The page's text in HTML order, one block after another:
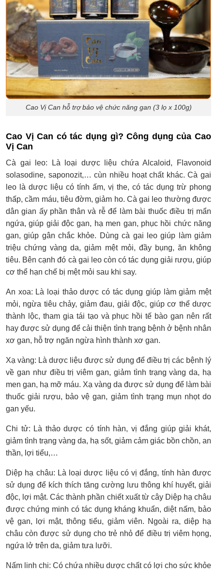
Cao Vị Can hỗ trợ bảo vệ chức năng gan (3 lọ x 100g)
Cao Vị Can có tác dụng gì? Công dụng của Cao
Vị Can
Cà gai leo: Là loại dược liệu chứa Alcaloid, Flavonoid
solasodine, saponozit,… cùn nhiều hoạt chất khác. Cà gai
leo là dược liệu có tính ấm, vị the, có tác dụng trừ phong
thấp, cầm máu, tiêu đờm, giảm ho. Cà gai leo thường được
dân gian ấy phần thân và rễ để làm bài thuốc điều trị mẩn
ngứa, giúp giải độc gan, hạ men gan, phục hồi chức năng
gan, giúp gân chắc khỏe. Dùng cà gai leo giúp làm giảm
triệu chứng vàng da, giảm mệt mỏi, đầy bụng, ăn không
tiêu. Bên cạnh đó cà gai leo còn có tác dụng giải rượu, giúp
cơ thể hạn chế bị mệt mỏi sau khi say.
An xoa: Là loại thảo dược có tác dụng giúp làm giảm mệt
mỏi, ngừa tiêu chảy, giảm đau, giải độc, giúp cơ thể dược
thành lộc, tham gia tái tạo và phục hồi tế bào gan nên rất
hay được sử dụng để cải thiện tình trạng bệnh ở bệnh nhân
xơ gan, hỗ trợ ngăn ngừa hình thành xơ gan.
Xạ vàng: Là dược liệu được sử dụng để điều trị các bệnh lý
về gan như điều trị viêm gan, giảm tình trạng vàng da, hạ
men gan, hạ mỡ máu. Xạ vàng da được sử dụng để làm bài
thuốc giải rượu, bảo vệ gan, giảm tình trạng mụn nhọt do
gan yếu.
Chi tử: Là thảo dược có tính hàn, vị đắng giúp giải khát,
giảm tình trạng vàng da, hạ sốt, giảm cảm giác bồn chồn, an
thần, lợi tiểu,…
Diệp hạ châu: Là loại dược liệu có vị đắng, tính hàn được
sử dụng để kích thích tăng cường lưu thông khí huyết, giải
độc, lợi mật. Các thành phần chiết xuất từ cây Diệp hạ châu
được chứng minh có tác dụng kháng khuẩn, diệt nấm, bảo
vệ gan, lợi mật, thông tiểu, giảm viên. Ngoài ra, diệp hạ
châu còn được sử dụng cho trẻ nhỏ để điều trị viêm họng,
ngứa lở trên da, giảm tưa lưỡi.
Nấm linh chi: Có chứa nhiều dược chất có lợi cho sức khỏe